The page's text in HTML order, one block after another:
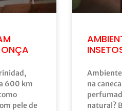
600 km
pele de
na
natural?